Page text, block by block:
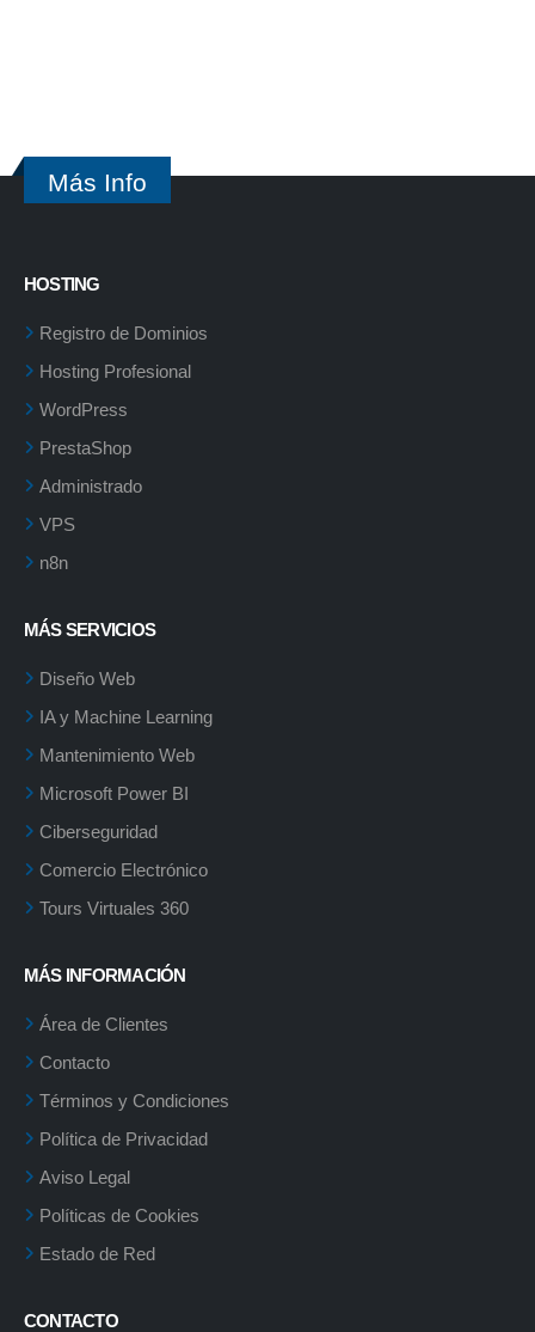
Más Info
HOSTING
Registro de Dominios
Hosting Profesional
WordPress
PrestaShop
Administrado
VPS
n8n
MÁS SERVICIOS
Diseño Web
IA y Machine Learning
Mantenimiento Web
Microsoft Power BI
Ciberseguridad
Comercio Electrónico
Tours Virtuales 360
MÁS INFORMACIÓN
Área de Clientes
Contacto
Términos y Condiciones
Política de Privacidad
Aviso Legal
Políticas de Cookies
Estado de Red
CONTACTO